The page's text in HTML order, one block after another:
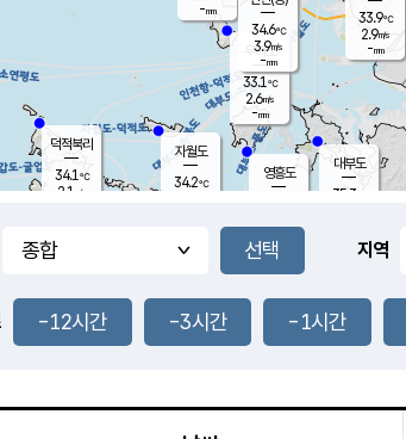
풍도
0.8m/s
무의도
33.1℃
2.6m/s
-mm
영흥도
자월도
34.2℃
-mm
대부도
35.3
-
덕적북리
34.1℃
2.1 m/s
34.6℃
3.9m/s
-mm
33.9℃
2.9m/s
-mm
지역
-12시간 -3시간 -1시간